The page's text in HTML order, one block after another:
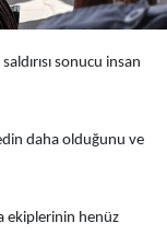
sonucu insan
daha olduğunu ve
ekiplerinin henüz